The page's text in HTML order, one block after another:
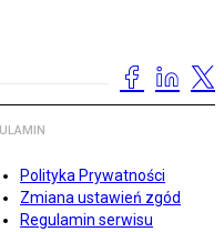
Polityka Prywatności
Zmiana ustawień zgód
Regulamin serwisu